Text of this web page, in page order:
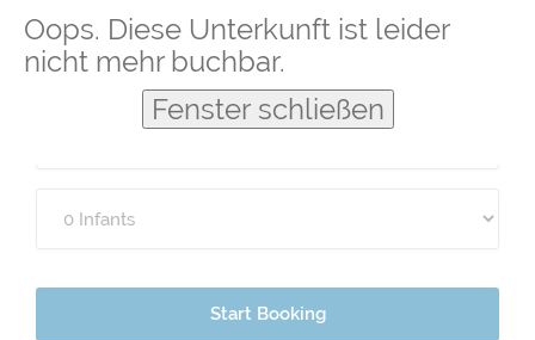
Oops. Diese Unterkunft ist leider
nicht mehr buchbar.
Fenster schließen
Start Booking